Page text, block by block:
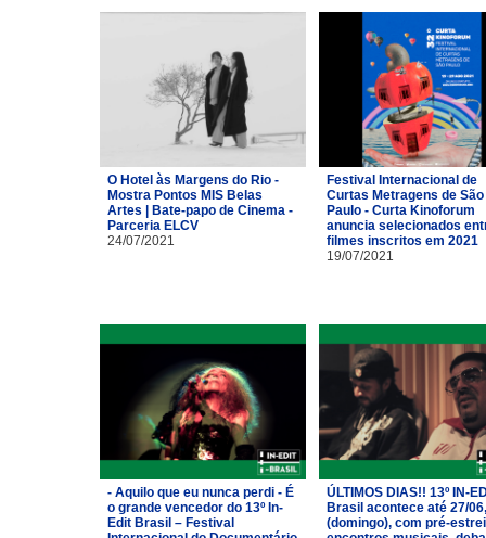
O Hotel às Margens do Rio -
Mostra Pontos MIS Belas
Artes | Bate-papo de Cinema -
Parceria ELCV
24/07/2021
Festival Internacional de
Curtas Metragens de São
Paulo - Curta Kinoforum
anuncia selecionados
filmes inscritos em 2021
19/07/2021
- Aquilo que eu nunca perdi - É
o grande vencedor do 13º In-
Edit Brasil – Festival
ÚLTIMOS DIAS!! 13º IN-
Brasil acontece até 27/06,
(domingo), com pré-